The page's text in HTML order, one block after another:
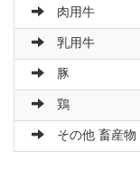
肉用牛
乳用牛
豚
鶏
その他 畜産物